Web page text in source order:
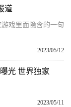
道
戏里面隐含的一句
2023/05/12
光 世界独家
2023/05/11